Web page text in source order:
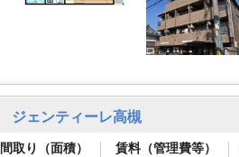
ジェンティーレ高槻
間取り（面積） 賃料（管理費等）